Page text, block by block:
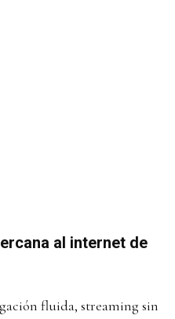
al internet de
fluida, streaming sin